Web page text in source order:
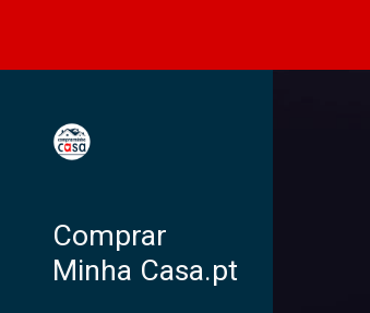
Comprar
Minha Casa.pt